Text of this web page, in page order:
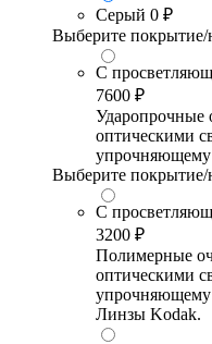
Серый 0 ₽
Выберите покрытие/
С
7600 ₽
Ударопрочные
оптическими
Выберите покрытие/
С
3200 ₽
Полимерные
оптическими
Линзы Kodak.